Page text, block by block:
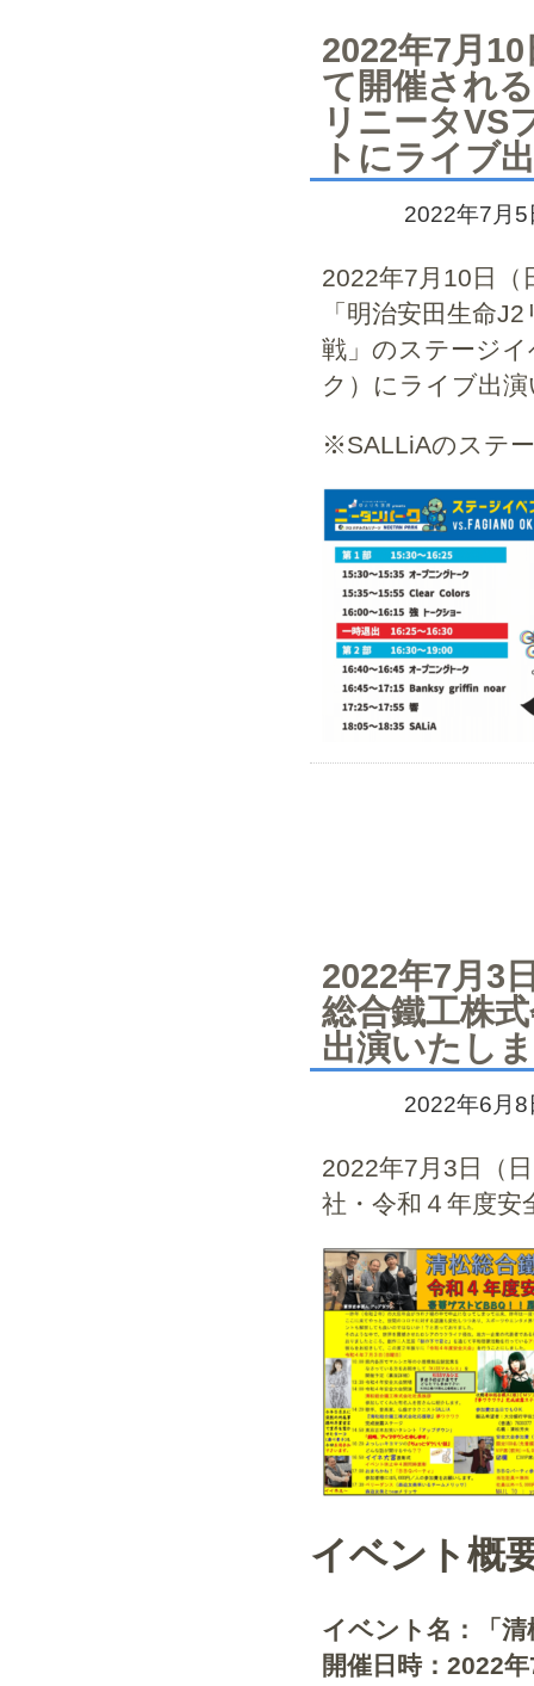
2022年7月
て開催され
リニータVS
トにライブ
2022年7月
2022年7月10日（
「明治安田生命
戦」のステージ
ク）にライブ出
※SALLiAのステ
2022年7月3
総合鐵工株
出演いたし
2022年6月
2022年7月3日（
社・令和４年度
イベント概
イベント名：「清
開催日時：2022